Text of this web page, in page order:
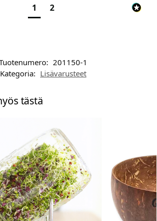
1 2
201150-1
Kategoria: Lisävarusteet
tästä